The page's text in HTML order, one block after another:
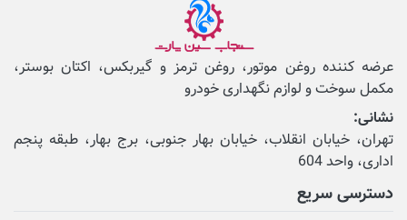
عرضه کننده روغن موتور، روغن ترمز و گیربکس، اکتان بوستر،
مکمل‌ سوخت و لوازم نگهداری خودرو
نشانی:
تهران، خیابان انقلاب، خیابان بهار جنوبی، برج بهار، طبقه پنجم
اداری، واحد 604
دسترسی سریع